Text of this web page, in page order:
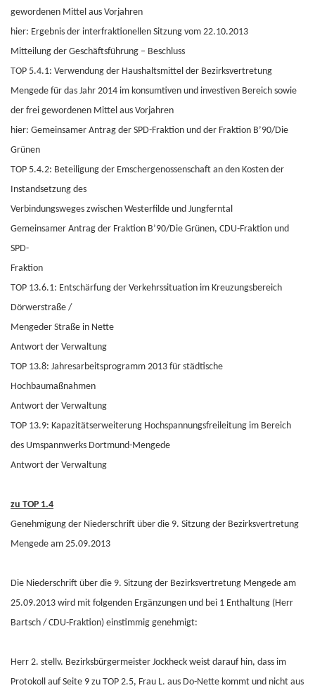
gewordenen Mittel aus Vorjahren
hier: Ergebnis der interfraktionellen Sitzung vom 22.10.2013
Mitteilung der Geschäftsführung – Beschluss
TOP 5.4.1: Verwendung der Haushaltsmittel der Bezirksvertretung
Mengede für das Jahr 2014 im konsumtiven und investiven Bereich sowie
der frei gewordenen Mittel aus Vorjahren
hier: Gemeinsamer Antrag der SPD-Fraktion und der Fraktion B’90/Die
Grünen
TOP 5.4.2: Beteiligung der Emschergenossenschaft an den Kosten der
Instandsetzung des
Verbindungsweges zwischen Westerfilde und Jungferntal
Gemeinsamer Antrag der Fraktion B’90/Die Grünen, CDU-Fraktion und
SPD-
Fraktion
TOP 13.6.1: Entschärfung der Verkehrssituation im Kreuzungsbereich
Dörwerstraße /
Mengeder Straße in Nette
Antwort der Verwaltung
TOP 13.8: Jahresarbeitsprogramm 2013 für städtische
Hochbaumaßnahmen
Antwort der Verwaltung
TOP 13.9: Kapazitätserweiterung Hochspannungsfreileitung im Bereich
des Umspannwerks Dortmund-Mengede
Antwort der Verwaltung
zu TOP 1.4
Genehmigung der Niederschrift über die 9. Sitzung der Bezirksvertretung
Mengede am 25.09.2013
Die Niederschrift über die 9. Sitzung der Bezirksvertretung Mengede am
25.09.2013 wird mit folgenden Ergänzungen und bei 1 Enthaltung (Herr
Bartsch / CDU-Fraktion) einstimmig genehmigt:
Herr 2. stellv. Bezirksbürgermeister Jockheck weist darauf hin, dass im
Protokoll auf Seite 9 zu TOP 2.5, Frau L. aus Do-Nette kommt und nicht aus